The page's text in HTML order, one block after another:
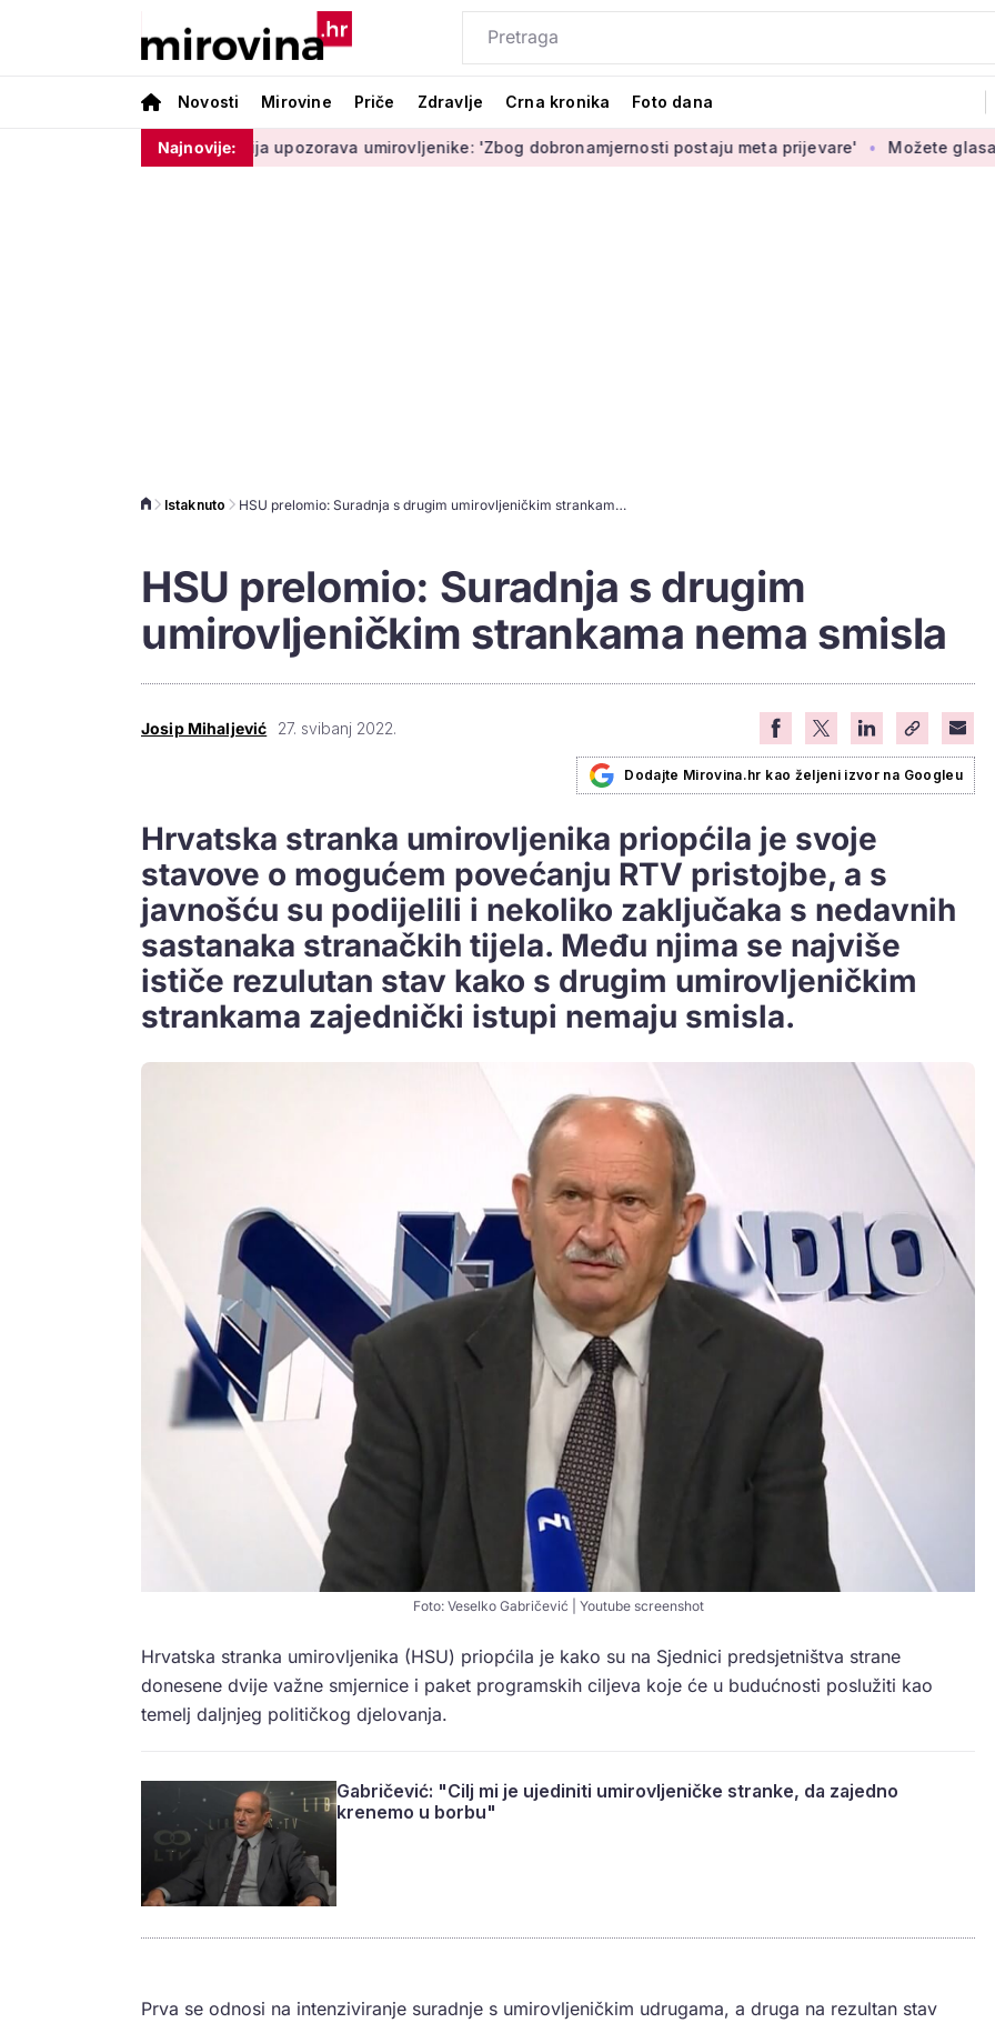
Novosti Mirovine Priče Zdravlje Crna kronika Foto dana
Najnovije:
Policija upozorava umirovljenike: 'Zbog dobronamjernosti postaju meta prijevare' Možete glasati za izbor
Istaknuto HSU prelomio: Suradnja s drugim umirovljeničkim strankama nema smisla
HSU prelomio: Suradnja s drugim
umirovljeničkim strankama nema smisla
Josip Mihaljević 27. svibanj 2022.
Dodajte Mirovina.hr kao željeni izvor na Googleu
Hrvatska stranka umirovljenika priopćila je svoje
stavove o mogućem povećanju RTV pristojbe, a s
javnošću su podijelili i nekoliko zaključaka s nedavnih
sastanaka stranačkih tijela. Među njima se najviše
ističe rezulutan stav kako s drugim umirovljeničkim
strankama zajednički istupi nemaju smisla.
Foto: Veselko Gabričević | Youtube screenshot
Hrvatska stranka umirovljenika (HSU) priopćila je kako su na Sjednici predsjetništva strane
donesene dvije važne smjernice i paket programskih ciljeva koje će u budućnosti poslužiti kao
temelj daljnjeg političkog djelovanja.
Gabričević: "Cilj mi je ujediniti umirovljeničke stranke, da zajedno
krenemo u borbu"
Prva se odnosi na intenziviranje suradnje s umirovljeničkim udrugama, a druga na rezultan stav